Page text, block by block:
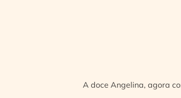
A doce Angelina, agora